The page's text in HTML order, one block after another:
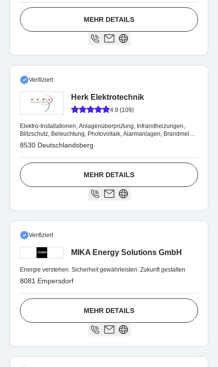
MEHR DETAILS
Verifiziert
Herk Elektrotechnik
4.9 (109)
Elektro-Installationen, Anlagenüberprüfung, Infrarotheizungen,
Blitzschutz, Beleuchtung, Photovoltaik, Alarmanlagen, Brandmelder
und vieles mehr
8530 Deutschlandsberg
MEHR DETAILS
Verifiziert
MIKA Energy Solutions GmbH
Energie verstehen. Sicherheit gewährleisten. Zukunft gestalten
8081 Empersdorf
MEHR DETAILS